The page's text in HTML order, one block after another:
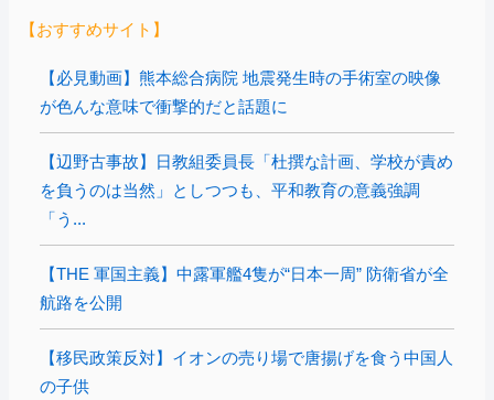
【おすすめサイト】
【必見動画】熊本総合病院 地震発生時の手術室の映像
が色んな意味で衝撃的だと話題に
【辺野古事故】日教組委員長「杜撰な計画、学校が責め
を負うのは当然」としつつも、平和教育の意義強調
「う...
【THE 軍国主義】中露軍艦4隻が“日本一周” 防衛省が全
航路を公開
【移民政策反対】イオンの売り場で唐揚げを食う中国人
の子供